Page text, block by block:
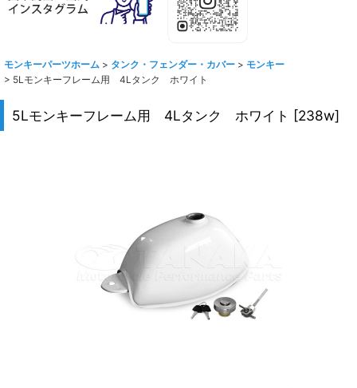
モンキーパーツホーム > タンク・フェンダー・カバー > モンキー
> 5Lモンキーフレーム用 4Lタンク ホワイト
5Lモンキーフレーム用 4Lタンク ホワイト [238w]